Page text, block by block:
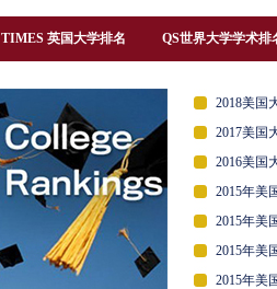
TIMES 英国大学排名 QS世界大学学术排
2018美国
2017美国
2016美国
2015年美
2015年美
2015年美
2015年美